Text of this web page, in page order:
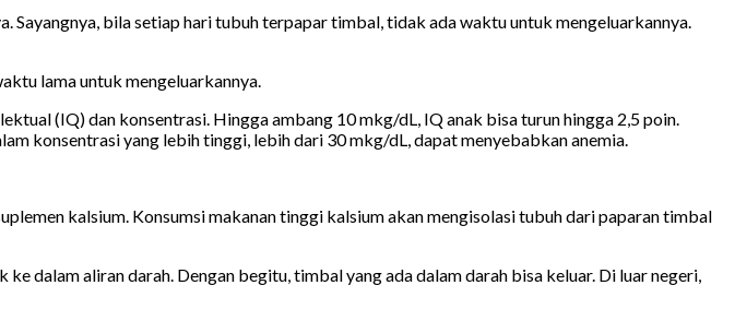
bila setiap hari tubuh terpapar timbal, tidak ada waktu untuk mengeluarkannya.
lama untuk mengeluarkannya.
(IQ) dan konsentrasi. Hingga ambang 10 mkg/dL, IQ anak bisa turun hingga 2,5 poin.
konsentrasi yang lebih tinggi, lebih dari 30 mkg/dL, dapat menyebabkan anemia.
kalsium. Konsumsi makanan tinggi kalsium akan mengisolasi tubuh dari paparan timbal
dalam aliran darah. Dengan begitu, timbal yang ada dalam darah bisa keluar. Di luar negeri,